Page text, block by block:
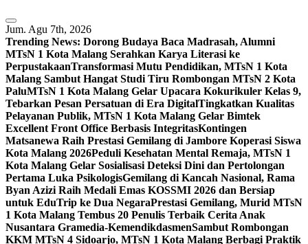
Jum. Agu 7th, 2026
Trending News: Dorong Budaya Baca Madrasah, Alumni
MTsN 1 Kota Malang Serahkan Karya Literasi ke
PerpustakaanTransformasi Mutu Pendidikan, MTsN 1 Kota
Malang Sambut Hangat Studi Tiru Rombongan MTsN 2 Kota
PaluMTsN 1 Kota Malang Gelar Upacara Kokurikuler Kelas 9,
Tebarkan Pesan Persatuan di Era DigitalTingkatkan Kualitas
Pelayanan Publik, MTsN 1 Kota Malang Gelar Bimtek
Excellent Front Office Berbasis IntegritasKontingen
Matsanewa Raih Prestasi Gemilang di Jambore Koperasi Siswa
Kota Malang 2026Peduli Kesehatan Mental Remaja, MTsN 1
Kota Malang Gelar Sosialisasi Deteksi Dini dan Pertolongan
Pertama Luka PsikologisGemilang di Kancah Nasional, Rama
Byan Azizi Raih Medali Emas KOSSMI 2026 dan Bersiap
untuk EduTrip ke Dua NegaraPrestasi Gemilang, Murid MTsN
1 Kota Malang Tembus 20 Penulis Terbaik Cerita Anak
Nusantara Gramedia-KemendikdasmenSambut Rombongan
KKM MTsN 4 Sidoarjo, MTsN 1 Kota Malang Berbagi Praktik